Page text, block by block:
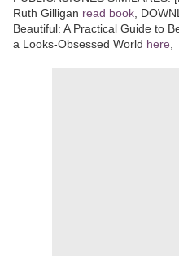
Ruth Gilligan read book ,
Beautiful: A Practical Guide to
a Looks-Obsessed World here